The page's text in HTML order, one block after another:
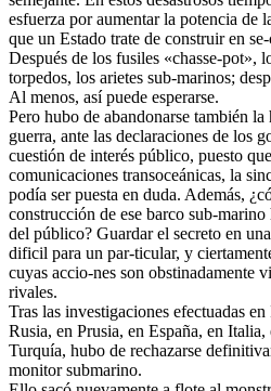
esfuerza por aumentar la potencia de
que un Estado trate de construir en
Después de los fusiles «chasse-pot»,
torpedos, los arietes sub-marinos;
Al menos, así puede esperarse.
Pero hubo de abandonarse también
guerra, ante las declaraciones de los
cuestión de interés público, puesto
comunicaciones transoceánicas, la
podía ser puesta en duda. Además,
construcción de ese barco sub-
del público? Guardar el secreto en
dificil para un par-ticular, y
cuyas accio-nes son obstinadamente
rivales.
Tras las investigaciones efectuadas
Rusia, en Prusia, en España, en
Turquía, hubo de rechazarse
monitor submarino.